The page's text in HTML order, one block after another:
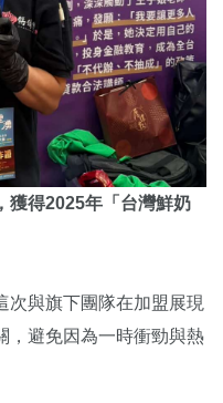
獲得2025年「台灣鮮奶
次與旗下團隊在加盟展現
，避免因為一時衝勁與熱